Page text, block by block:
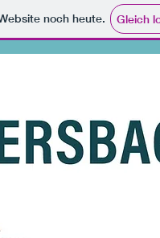
noch heute. Gleich